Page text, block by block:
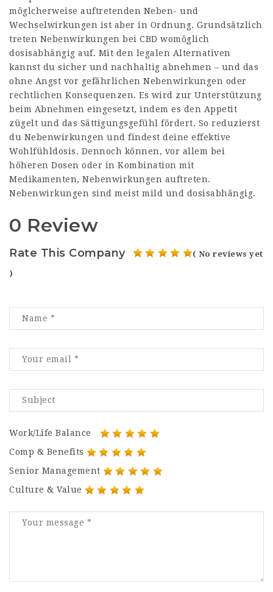
möglcherweise auftretenden Neben- und
Wechselwirkungen ist aber in Ordnung. Grundsätzlich
treten Nebenwirkungen bei CBD womöglich
dosisabhängig auf. Mit den legalen Alternativen
kannst du sicher und nachhaltig abnehmen – und das
ohne Angst vor gefährlichen Nebenwirkungen oder
rechtlichen Konsequenzen. Es wird zur Unterstützung
beim Abnehmen eingesetzt, indem es den Appetit
zügelt und das Sättigungsgefühl fördert. So reduzierst
du Nebenwirkungen und findest deine effektive
Wohlfühldosis. Dennoch können, vor allem bei
höheren Dosen oder in Kombination mit
Medikamenten, Nebenwirkungen auftreten.
Nebenwirkungen sind meist mild und dosisabhängig.
0 Review
Rate This Company ( No reviews yet
)
Work/Life Balance
Comp & Benefits
Senior Management
Culture & Value